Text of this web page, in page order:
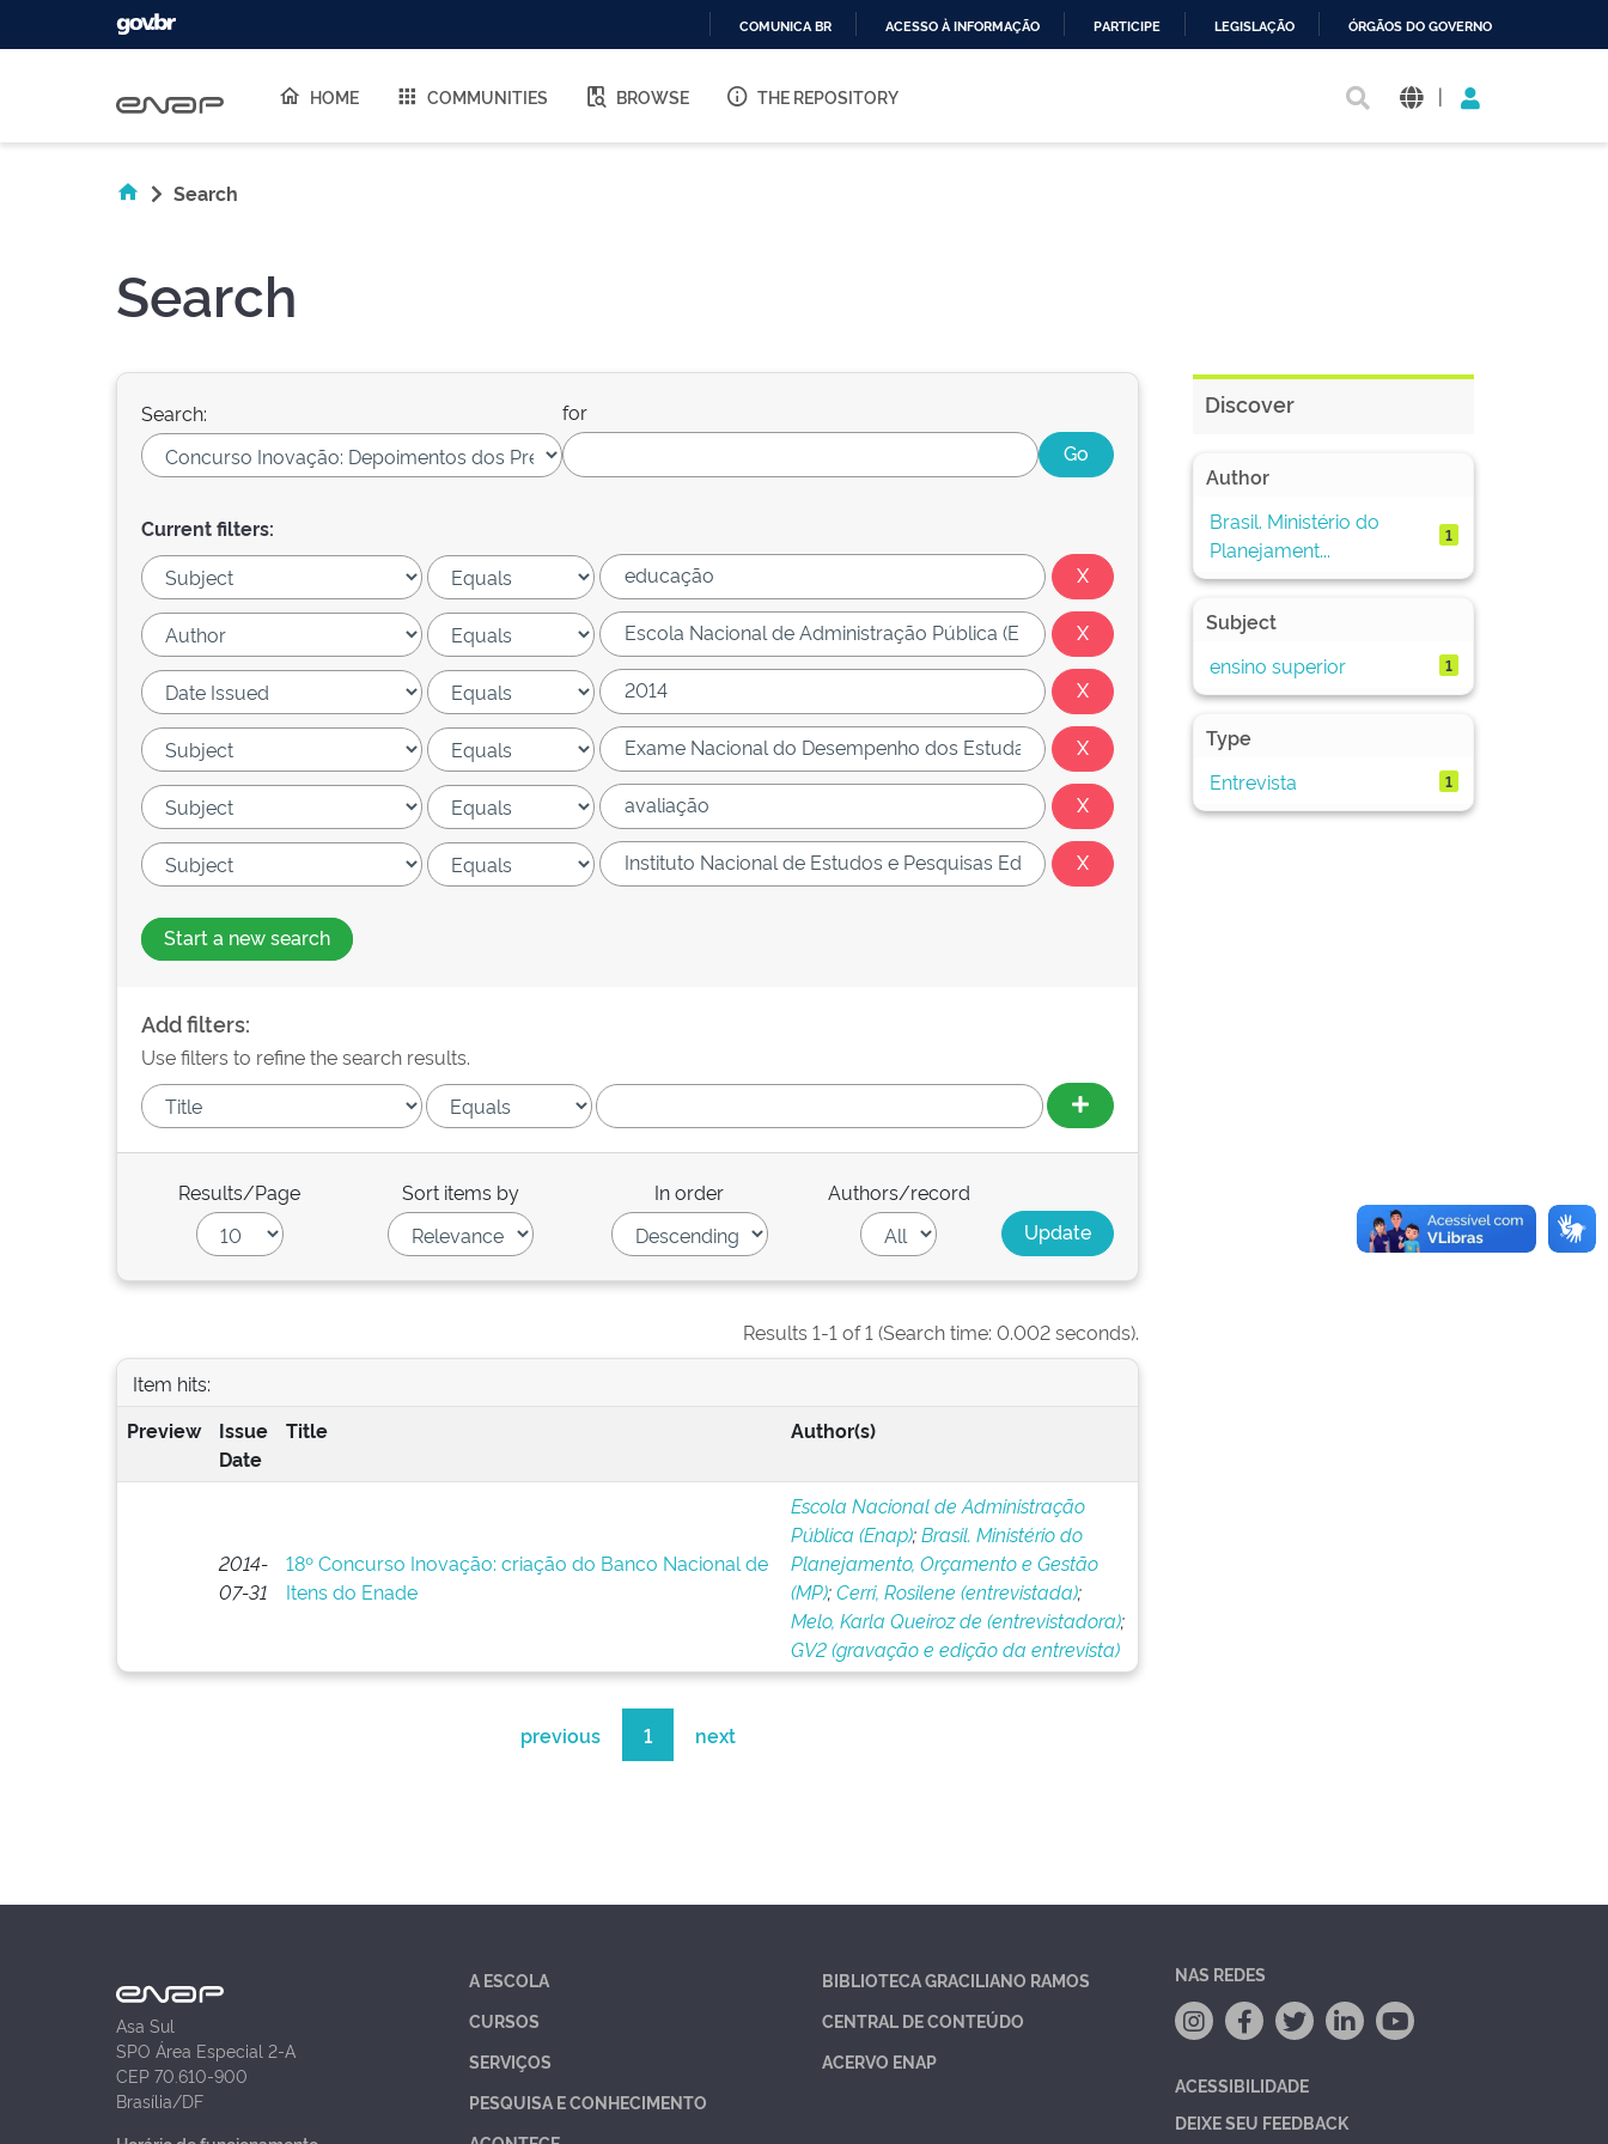
O
COMUNICA BR ACESSO À INFORMAÇÃO PARTICIPE LEGISLAÇÃO ÓRGÃOS DO GOVERNO
HOME COMMUNITIES BROWSE THE REPOSITORY |
Search
Search
Search: for
Current filters:
Start a new search
Add filters:
Use filters to refine the search results.
Results/Page Sort items by In order Authors/record
Results 1-1 of 1 (Search time: 0.002 seconds).
Item hits:
Preview
Issue
Date
Title Author(s)
2014-
07-31
18º Concurso Inovação: criação do Banco Nacional de
Itens do Enade
Escola Nacional de Administração
Pública (Enap);Brasil. Ministério do
Planejamento, Orçamento e Gestão
(MP);Cerri, Rosilene (entrevistada);
Melo, Karla Queiroz de (entrevistadora);
GV2 (gravação e edição da entrevista)
previous 1 next
Discover
Author
Brasil. Ministério do
Planejament...
1
Subject
ensino superior
1
Type
Entrevista
1
Asa Sul
SPO Área Especial 2-A
CEP 70.610-900
Brasília/DF
A ESCOLA
CURSOS
SERVIÇOS
PESQUISA E CONHECIMENTO
BIBLIOTECA GRACILIANO RAMOS
CENTRAL DE CONTEÚDO
ACERVO ENAP
NAS REDES
ACESSIBILIDADE
DEIXE SEU FEEDBACK